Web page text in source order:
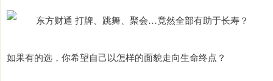
如果有的选，你希望自己以怎样的面貌走向生命终点？